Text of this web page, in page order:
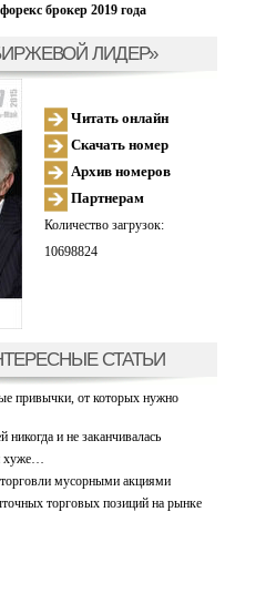
брокер 2019 года
ЛИДЕР»
Читать онлайн
Скачать номер
Архив номеров
Партнерам
Количество загрузок:
10698824
СТАТЬИ
привычки, от которых нужно
никогда и не заканчивалась
мусорными акциями
торговых позиций на рынке